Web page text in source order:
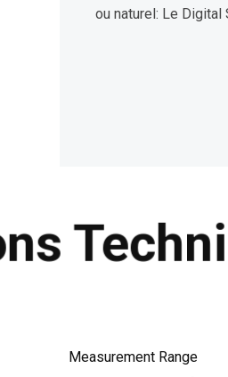
ou naturel: Le Digital
Measurement Range